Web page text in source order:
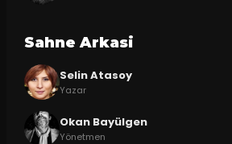
Sahne Arkasi
Selin Atasoy
Yazar
Okan Bayülgen
Yönetmen